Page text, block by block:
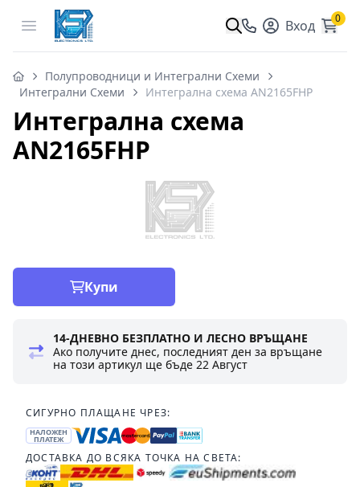
Open menu Вход 0
Полупроводници и Интегрални Схеми
Интегрални Схеми
Интегрална схема AN2165FHP
Интегрална схема
AN2165FHP
Купи
14-ДНЕВНО БЕЗПЛАТНО И ЛЕСНО ВРЪЩАНЕ
Ако получите днес, последният ден за връщане
на този артикул ще бъде22 Август
СИГУРНО ПЛАЩАНЕ ЧРЕЗ:
НАЛОЖЕН
ПЛАТЕЖ
ДОСТАВКА ДО ВСЯКА ТОЧКА НА СВЕТА: